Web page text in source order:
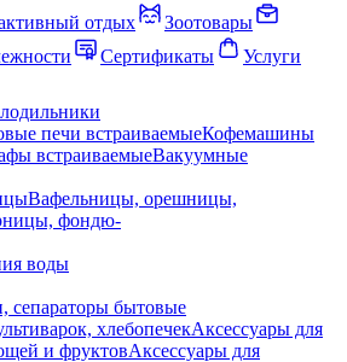
отдых
Зоотовары
Сертификаты
Услуги
печи встраиваемыеКофемашины
встраиваемыеВакуумные
Вафельницы, орешницы,
фондю-
воды
сепараторы бытовые
хлебопечекАксессуары для
и фруктовАксессуары для